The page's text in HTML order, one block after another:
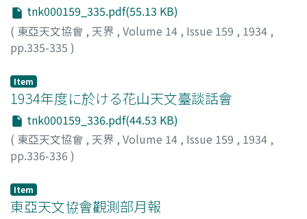
tnk000159_335.pdf(55.13 KB)
( 東亞天文協會 , 天界 , Volume 14 , Issue 159 , 1934 ,
pp.335-335 )
Item
1934年度に於ける花山天文臺談話會
tnk000159_336.pdf(44.53 KB)
( 東亞天文協會 , 天界 , Volume 14 , Issue 159 , 1934 ,
pp.336-336 )
Item
東亞天文協會觀測部月報